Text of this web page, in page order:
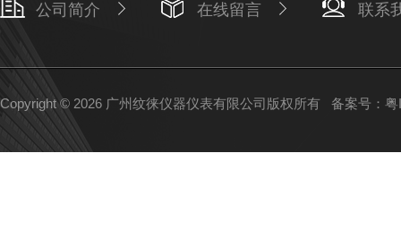
公司简介 在线留言 联系
Copyright © 2026 广州纹徕仪器仪表有限公司版权所有 备案号：